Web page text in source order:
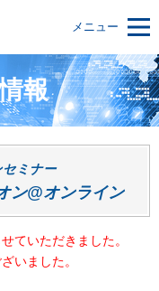
メニュー
報
セミナー
ン@オンライン
ていただきました。
いました。